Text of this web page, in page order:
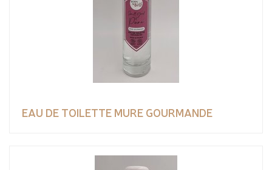
EAU DE TOILETTE MURE GOURMANDE